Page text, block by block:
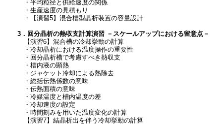
・平均粒径と供給速度の関係
・生産速度の見積もり
・【演習5】混合槽型晶析装置の容量設計
3．回分晶析の熱収支計算演習 －スケールアップにおける留意点－
【演習6】混合槽の冷却挙動の計算
・冷却晶析における温度操作の重要性
・回分晶析槽で考慮すべき熱収支
・槽内液の顕熱
・ジャケット冷却による熱除去
・総括伝熱係数の意味
・伝熱面積の意味
・冷媒温度と槽内温度の差
・冷却速度の設定
・時間刻みを用いた温度変化の計算
【演習7】結晶析出を伴う冷却挙動の計算